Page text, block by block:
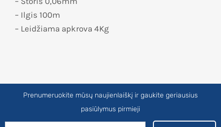
– Ilgis 100m
– Leidžiama apkrova 4Kg
Prenumeruokite mūsų naujienlaiškį ir gaukite geriausius
pasiūlymus pirmieji